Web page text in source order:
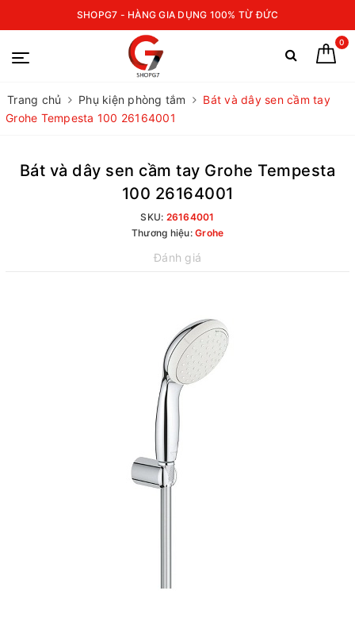
SHOPG7 - HÀNG GIA DỤNG 100% TỪ ĐỨC
0
Trang chủ Phụ kiện phòng tắm
Bát và dây sen cầm tay
Grohe Tempesta 100 26164001
Bát và dây sen cầm tay Grohe Tempesta
100 26164001
SKU: 26164001
Thương hiệu: Grohe
Đánh giá